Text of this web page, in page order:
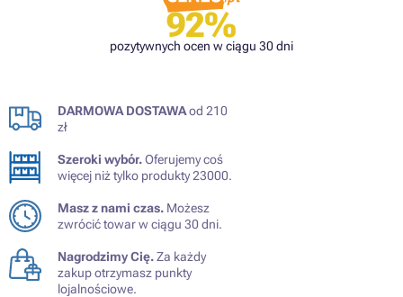
92%
pozytywnych ocen w ciągu 30 dni
DARMOWA DOSTAWAod 210
zł
Szeroki wybór.Oferujemy coś
więcej niż tylko produkty 23000.
Masz z nami czas. Możesz
zwrócić towar w ciągu 30 dni.
Nagrodzimy Cię.Za każdy
zakup otrzymasz punkty
lojalnościowe.